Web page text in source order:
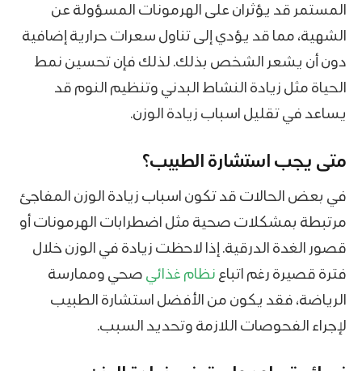
المستمر قد يؤثران على الهرمونات المسؤولة عن
الشهية، مما قد يؤدي إلى تناول سعرات حرارية إضافية
دون أن يشعر الشخص بذلك. لذلك فإن تحسين نمط
الحياة مثل زيادة النشاط البدني وتنظيم النوم قد
يساعد في تقليل اسباب زيادة الوزن.
متى يجب استشارة الطبيب؟
في بعض الحالات قد تكون اسباب زيادة الوزن المفاجئ
مرتبطة بمشكلات صحية مثل اضطرابات الهرمونات أو
قصور الغدة الدرقية. إذا لاحظت زيادة في الوزن خلال
فترة قصيرة رغم اتباع نظام غذائي صحي وممارسة
الرياضة، فقد يكون من الأفضل استشارة الطبيب
لإجراء الفحوصات اللازمة وتحديد السبب.